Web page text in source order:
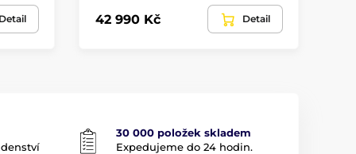
Detail 42 990 Kč Detail
30 000 položek skladem
Expedujeme do 24 hodin.